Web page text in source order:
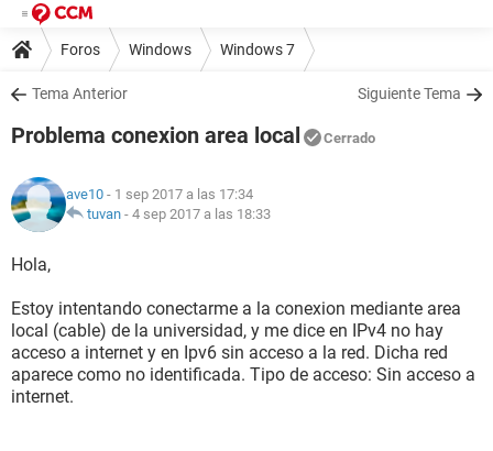
Foros Windows Windows 7
Tema Anterior Siguiente Tema
Problema conexion area local Cerrado
ave10 - 1 sep 2017 a las 17:34
tuvan - 4 sep 2017 a las 18:33
Hola,
Estoy intentando conectarme a la conexion mediante area
local (cable) de la universidad, y me dice en IPv4 no hay
acceso a internet y en Ipv6 sin acceso a la red. Dicha red
aparece como no identificada. Tipo de acceso: Sin acceso a
internet.